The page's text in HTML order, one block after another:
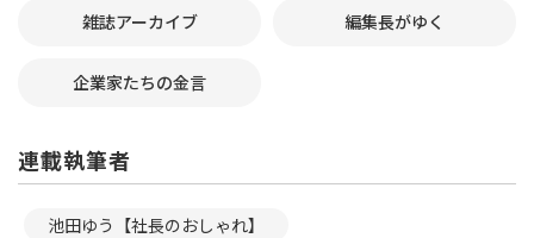
雑誌アーカイブ 編集長がゆく
企業家たちの金言
連載執筆者
池田ゆう【社長のおしゃれ】